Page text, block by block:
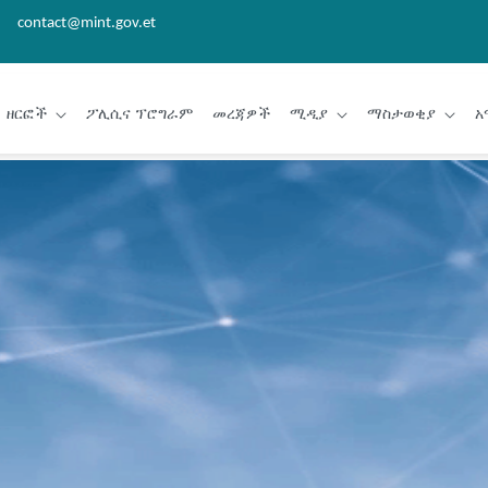
contact@mint.gov.et
ዘርፎች ፖሊሲና ፕሮግራም መረጃዎች ሚዲያ ማስታወቂያ